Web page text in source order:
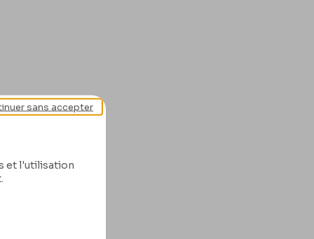
et l'utilisation
sans accepter